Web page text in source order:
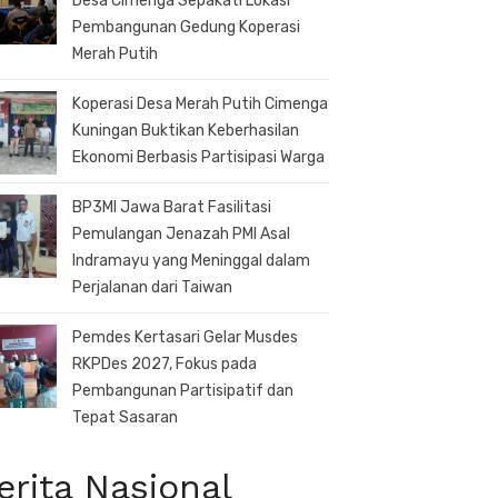
Pembangunan Gedung Koperasi
Merah Putih
Koperasi Desa Merah Putih Cimenga
Kuningan Buktikan Keberhasilan
Ekonomi Berbasis Partisipasi Warga
BP3MI Jawa Barat Fasilitasi
Pemulangan Jenazah PMI Asal
Indramayu yang Meninggal dalam
Perjalanan dari Taiwan
Pemdes Kertasari Gelar Musdes
RKPDes 2027, Fokus pada
Pembangunan Partisipatif dan
Tepat Sasaran
Nasional